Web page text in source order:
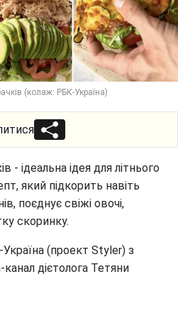
(колаж: РБК-Україна)
- ідеальна ідея для літнього
який підкорить навіть
поєднує свіжі овочі,
скоринку.
(проект Styler) з
-канал дієтолога Тетяни